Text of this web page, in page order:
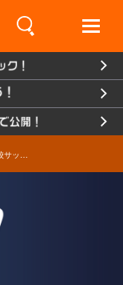
岡山学芸館高校サッカー部の寮生活に密着！